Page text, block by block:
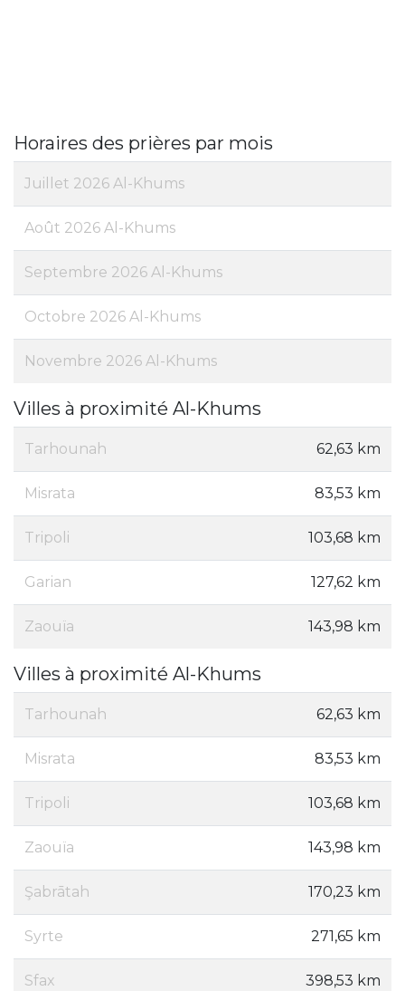
Horaires des prières par mois
Juillet 2026 Al-Khums
Août 2026 Al-Khums
Septembre 2026 Al-Khums
Octobre 2026 Al-Khums
Novembre 2026 Al-Khums
Villes à proximité Al-Khums
Tarhounah 62,63 km
Misrata 83,53 km
Tripoli 103,68 km
Garian 127,62 km
Zaouïa 143,98 km
Villes à proximité Al-Khums
Tarhounah 62,63 km
Misrata 83,53 km
Tripoli 103,68 km
Zaouïa 143,98 km
Şabrātah 170,23 km
Syrte 271,65 km
Sfax 398,53 km